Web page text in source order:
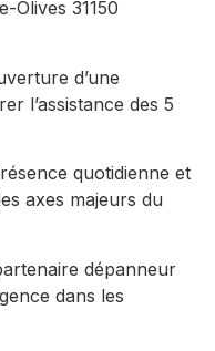
Olives 31150
d’une
l’assistance des 5
quotidienne et
axes majeurs du
dépanneur
dans les